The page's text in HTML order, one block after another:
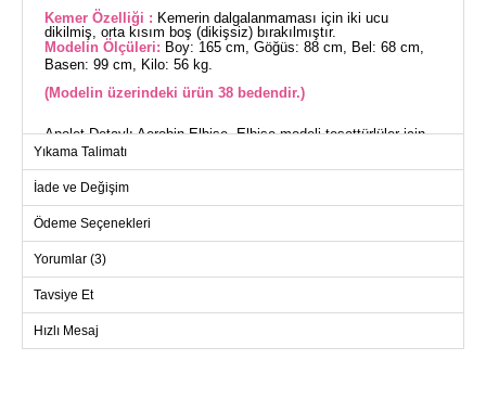
Kemer Özelliği : Kemerin dalgalanmaması için iki ucu
dikilmiş, orta kısım boş (dikişsiz) bırakılmıştır.
Modelin Ölçüleri: Boy: 165 cm, Göğüs: 88 cm, Bel: 68 cm,
Basen: 99 cm, Kilo: 56 kg.
(Modelin üzerindeki ürün 38 bedendir.)
Apolet Detaylı Aerobin Elbise, Elbise modeli tesettürlüler için
uygundur. Aerobin kumaştan üretilen bu şık elbise, dört
yakası ve yarım düğmeli ön kısmı ile modern bir görünüm
sunar. İç göstermeyen astarsız tasarımıyla konforlu bir
kullanım sağlar. Ürün beli dikişli ve manşetlerde aktif apolet
düğmeleri bulunur. Kemer, dalgalanmayı önlemek amacıyla
dikilmiş uçlara sahiptir ve isteğe bağlı olarak çıkarılabilir. Bu
elbise hem şık hem de fonksiyonel bir seçimdir.
ELBİSE BEDEN ÖLÇÜLERİ
Beden
Göğüs Bel
Boy
38
96 88
137
Yıkama Talimatı
İade ve Değişim
Ödeme Seçenekleri
Yorumlar (3)
Tavsiye Et
Hızlı Mesaj